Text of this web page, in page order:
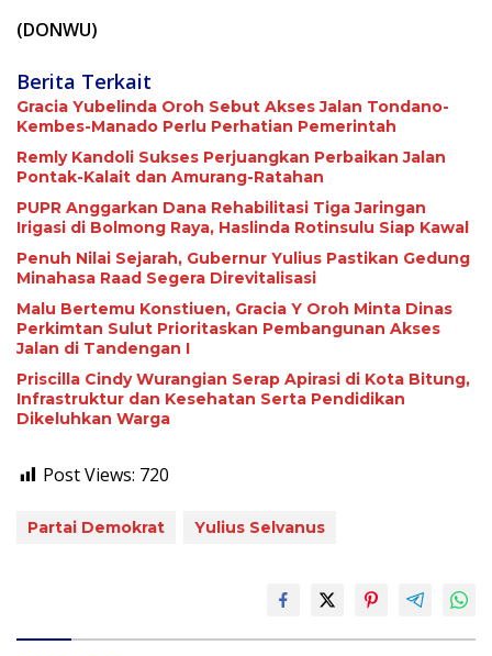
(DONWU)
Berita Terkait
Gracia Yubelinda Oroh Sebut Akses Jalan Tondano-
Kembes-Manado Perlu Perhatian Pemerintah
Remly Kandoli Sukses Perjuangkan Perbaikan Jalan
Pontak-Kalait dan Amurang-Ratahan
PUPR Anggarkan Dana Rehabilitasi Tiga Jaringan
Irigasi di Bolmong Raya, Haslinda Rotinsulu Siap Kawal
Penuh Nilai Sejarah, Gubernur Yulius Pastikan Gedung
Minahasa Raad Segera Direvitalisasi
Malu Bertemu Konstiuen, Gracia Y Oroh Minta Dinas
Perkimtan Sulut Prioritaskan Pembangunan Akses
Jalan di Tandengan I
Priscilla Cindy Wurangian Serap Apirasi di Kota Bitung,
Infrastruktur dan Kesehatan Serta Pendidikan
Dikeluhkan Warga
Post Views: 720
Partai Demokrat Yulius Selvanus